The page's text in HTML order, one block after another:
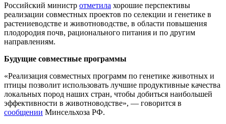
Российский министр отметила хорошие перспективы
реализации совместных проектов по селекции и генетике в
растениеводстве и животноводстве, в области повышения
плодородия почв, рационального питания и по другим
направлениям.
Будущие совместные программы
«Реализация совместных программ по генетике животных и
птицы позволит использовать лучшие продуктивные качества
локальных пород наших стран, чтобы добиться наибольшей
эффективности в животноводстве», — говорится в
сообщении Минсельхоза РФ.